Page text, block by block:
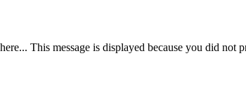
This message is displayed because you did not